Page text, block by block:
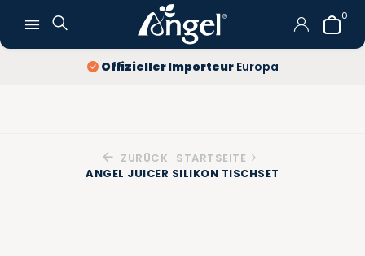
0
Offizieller Importeur Europa
ZURÜCK
STARTSEITE
ANGEL JUICER SILIKON TISCHSET